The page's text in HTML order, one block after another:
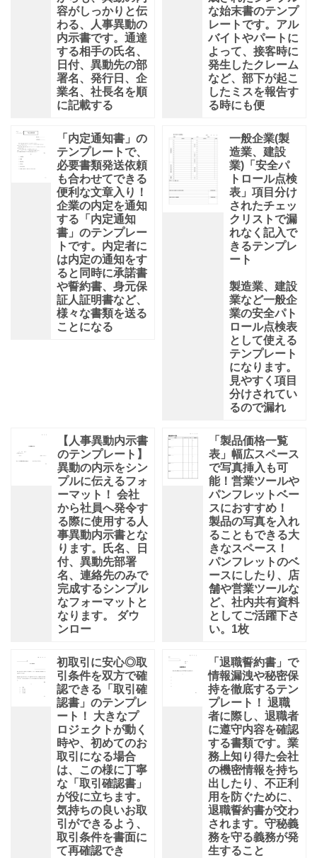
容がしっかりと伝
わる、人事異動の
内示書です。通達
する相手の氏名、
日付、異動先の部
署名、発行日、企
業名、社長名を順
に記載する
な始末書のテンプ
レートです。アル
バイトやパートに
よって、接客時に
発生したクレーム
など、部下が起こ
したミスを報告す
る時にも便
「内定通知書」の
テンプレートで、
必要書類発送依頼
も合わせてできる
便利な文章入り！
企業の内定を通知
する「内定通知
書」のテンプレー
トです。内定者に
は内定の通知をす
ると同時に承諾書
や誓約書、身元保
証人証明書など、
様々な書類を送る
ことになる
一般企業(製
造業、建設
業)「安全パ
トロール点検
表」項目分け
されたチェッ
クリストで漏
れなく記入で
きるテンプレ
ート
製造業、建設
業など一般企
業の安全パト
ロール点検表
として使える
テンプレート
になります。
見やすく項目
分けされてい
るので漏れ
【人事異動内示書
のテンプレート】
異動の内示をシン
プルに伝えるフォ
ーマット！ 会社
から社員へ発令す
る際に使用する人
事異動内示書とな
ります。氏名、日
付、異動先部署
名、連絡先のみで
完成するシンプル
なフォーマットと
なります。 ダウ
ンロー
「製品価格一覧
表」幅広スペース
で写真挿入も可
能！営業ツールや
パンフレットベー
スにおすすめ！
製品の写真を入れ
ることもできる大
きなスペース！
パンフレットのベ
ースにしたり、店
舗や営業ツールな
ど、社内共有資料
としてご活躍下さ
い。1枚
初取引に安心◎取
引条件を双方で確
認できる「取引確
認書」のテンプレ
ート！ 大きなプ
ロジェクトが動く
時や、初めてのお
取引になる場合
は、この様に丁寧
な「取引確認書」
が役に立ちます。
気持ちの良いお取
引ができるよう、
取引条件を書面に
て再確認でき
「退職誓約書」で
情報漏洩や秘密保
持を徹底するテン
プレート！ 退職
者に際し、退職者
に遵守内容を確認
する書類です。業
務上知り得た会社
の機密情報を持ち
出したり、不正利
用を防ぐために、
退職誓約書が交わ
されます。守秘義
務を守る義務が発
生すること